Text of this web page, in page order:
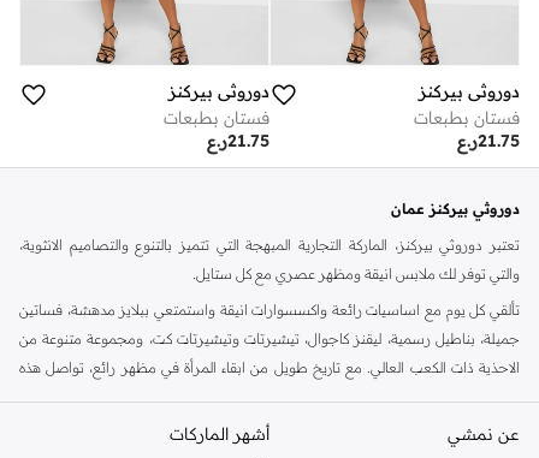
دوروثي بيركنز
فستان بطبعات
ر.ع21.75
دوروثي بيركنز
فستان بطبعات
ر.ع21.75
دوروثي بيركنز عمان
تعتبر دوروثي بيركنز، الماركة التجارية المبهجة التي تتميز بالتنوع والتصاميم الانثوية،
والتي توفر لك ملابس انيقة ومظهر عصري مع كل ستايل.
تألقي كل يوم مع اساسيات رائعة واكسسوارات انيقة واستمتعي ببلايز مدهشة، فساتين
جميلة، بناطيل رسمية، ليقنز كاجوال، تيشيرتات وتيشيرتات كت، ومجموعة متنوعة من
الاحذية ذات الكعب العالي. مع تاريخ طويل من ابقاء المرأة في مظهر رائع، تواصل هذه
كنت تقومين بتجديد خزانة ملابسك الملائمة للعمل، البحث عن فستان مثالي للحفلات او
عن نمشي أشهر الماركات